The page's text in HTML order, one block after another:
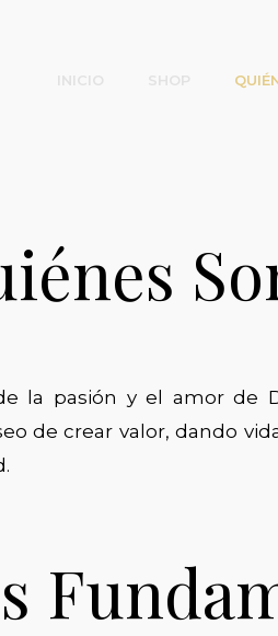
la pasión y el amor de
de crear valor, dando